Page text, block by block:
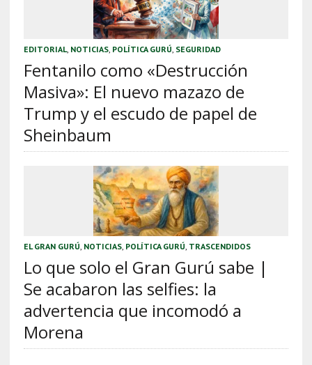
EDITORIAL, NOTICIAS, POLÍTICA GURÚ SEGURIDAD
Fentanilo como «Destrucción
Masiva»: El nuevo mazazo de
Trump y el escudo de papel de
Sheinbaum
EL GRAN GURÚ NOTICIAS, POLÍTICA GURÚ TRASCENDIDOS
Lo que solo el Gran Gurú sabe |
Se acabaron las selfies: la
advertencia que incomodó a
Morena